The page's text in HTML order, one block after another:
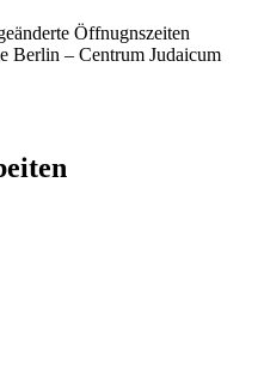
Öffnugnszeiten
Berlin – Centrum Judaicum